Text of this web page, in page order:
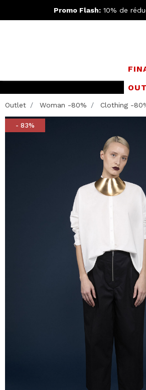
Promo Flash: 10% de
Outlet Woman -80% Clothing -
- 83%